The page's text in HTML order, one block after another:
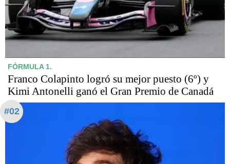
FÓRMULA 1.
Franco Colapinto logró su mejor puesto (6º) y
Kimi Antonelli ganó el Gran Premio de Canadá
#02